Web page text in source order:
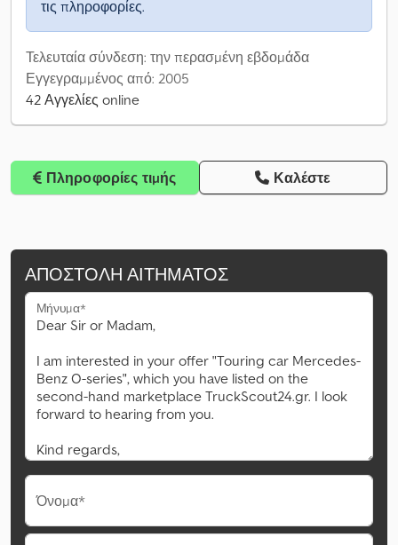
τις πληροφορίες.
Τελευταία σύνδεση: την περασμένη εβδομάδα
Εγγεγραμμένος από: 2005
42 Αγγελίες online
Πληροφορίες τιμής Καλέστε
ΑΠΟΣΤΟΛΉ ΑΙΤΉΜΑΤΟΣ
Μήνυμα*
Όνομα*